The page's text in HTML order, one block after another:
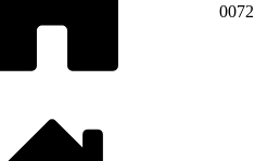
0072